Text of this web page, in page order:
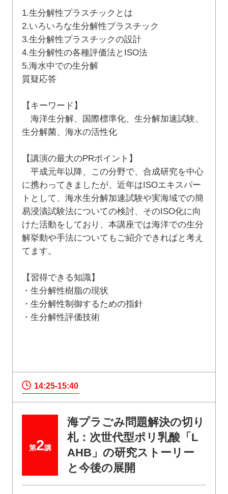
1.生分解性プラスチックとは
2.いろいろな生分解性プラスチック
3.生分解性プラスチックの設計
4.生分解性の各種評価法とISO法
5.海水中での生分解
質疑応答
【キーワード】
海洋生分解、国際標準化、生分解加速試験、
生分解菌、海水の活性化
【講演の最大のPRポイント】
平成元年以降、この分野で、合成研究を中心
に携わってきましたが、近年はISOエキスパー
トとして、海水生分解加速試験や実海域での簡
易浸漬試験法についての検討、そのISO化に向
けた活動をしており、本講座では海洋での生分
解挙動や手法についてもご紹介できればと考え
てます。
【習得できる知識】
・生分解性樹脂の現状
・生分解性制御するための指針
・生分解性評価技術
14:25-15:40
第2講
海プラごみ問題解決の切り
札：次世代型ポリ乳酸「L
AHB」の研究ストーリー
と今後の展開